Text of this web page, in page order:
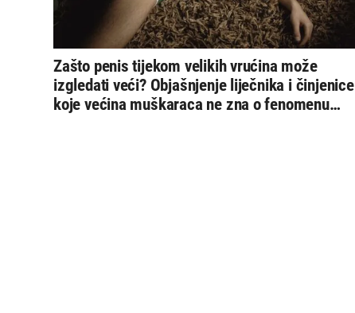
Zašto penis tijekom velikih vrućina može
izgledati veći? Objašnjenje liječnika i činjenice
koje većina muškaraca ne zna o fenomenu